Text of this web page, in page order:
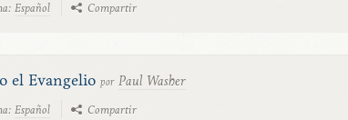
Español Compartir
el Evangelio por Paul Washer
Español Compartir